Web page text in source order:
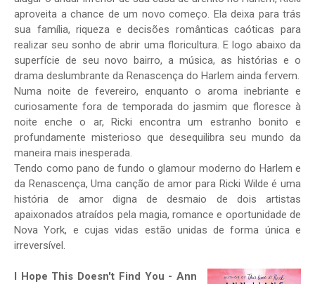
aproveita a chance de um novo começo. Ela deixa para trás
sua família, riqueza e decisões românticas caóticas para
realizar seu sonho de abrir uma floricultura. E logo abaixo da
superfície de seu novo bairro, a música, as histórias e o
drama deslumbrante da Renascença do Harlem ainda fervem.
Numa noite de fevereiro, enquanto o aroma inebriante e
curiosamente fora de temporada do jasmim que floresce à
noite enche o ar, Ricki encontra um estranho bonito e
profundamente misterioso que desequilibra seu mundo da
maneira mais inesperada.
Tendo como pano de fundo o glamour moderno do Harlem e
da Renascença, Uma canção de amor para Ricki Wilde é uma
história de amor digna de desmaio de dois artistas
apaixonados atraídos pela magia, romance e oportunidade de
Nova York, e cujas vidas estão unidas de forma única e
irreversível.
I Hope This Doesn't Find You - Ann